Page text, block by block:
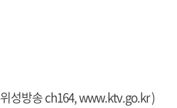
성방송 ch164,www.ktv.go.kr)